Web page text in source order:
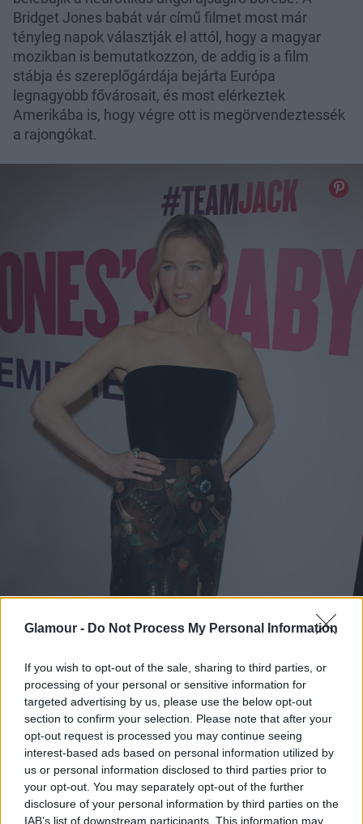
Glamour - Do Not Process My Personal Information
If you wish to opt-out of the sale, sharing to third parties, or
processing of your personal or sensitive information for
targeted advertising by us, please use the below opt-out
section to confirm your selection. Please note that after your
opt-out request is processed you may continue seeing
interest-based ads based on personal information utilized by
us or personal information disclosed to third parties prior to
your opt-out. You may separately opt-out of the further
disclosure of your personal information by third parties on the
IAB’s list of downstream participants. This information may
Bridget Jones babát vár című filmet most már
tényleg napok választják el attól, hogy a magyar
mozikban is bemutatkozzon, de addig is a film
stábja és szereplőgárdája bejárta Európa
legnagyobb fővárosait, és most elérkeztek
Amerikába is, hogy végre ott is megörvendeztessék
a rajongókat.